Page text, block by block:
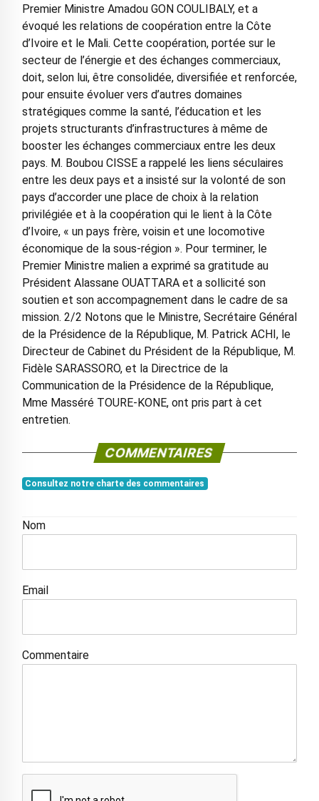
Premier Ministre Amadou GON COULIBALY, et a
évoqué les relations de coopération entre la Côte
d’Ivoire et le Mali. Cette coopération, portée sur le
secteur de l’énergie et des échanges commerciaux,
doit, selon lui, être consolidée, diversifiée et renforcée,
pour ensuite évoluer vers d’autres domaines
stratégiques comme la santé, l’éducation et les
projets structurants d’infrastructures à même de
booster les échanges commerciaux entre les deux
pays. M. Boubou CISSE a rappelé les liens séculaires
entre les deux pays et a insisté sur la volonté de son
pays d’accorder une place de choix à la relation
privilégiée et à la coopération qui le lient à la Côte
d’Ivoire, « un pays frère, voisin et une locomotive
économique de la sous-région ». Pour terminer, le
Premier Ministre malien a exprimé sa gratitude au
Président Alassane OUATTARA et a sollicité son
soutien et son accompagnement dans le cadre de sa
mission. 2/2 Notons que le Ministre, Secrétaire Général
de la Présidence de la République, M. Patrick ACHI, le
Directeur de Cabinet du Président de la République, M.
Fidèle SARASSORO, et la Directrice de la
Communication de la Présidence de la République,
Mme Masséré TOURE-KONE, ont pris part à cet
entretien.
COMMENTAIRES
Consultez notre charte des commentaires
Nom
Email
Commentaire